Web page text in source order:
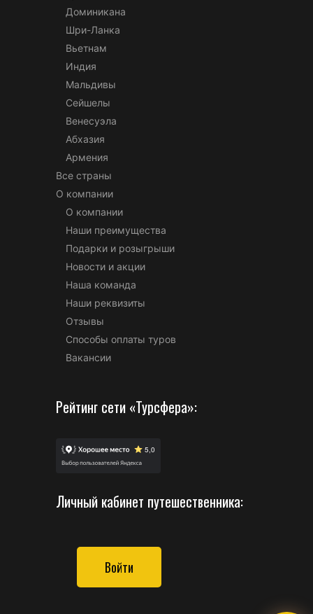
Доминикана
Шри-Ланка
Вьетнам
Индия
Мальдивы
Сейшелы
Венесуэла
Абхазия
Армения
Все страны
О компании
О компании
Наши преимущества
Подарки и розыгрыши
Новости и акции
Наша команда
Наши реквизиты
Отзывы
Способы оплаты туров
Вакансии
Рейтинг сети «Турсфера»:
Личный кабинет путешественника:
Войти